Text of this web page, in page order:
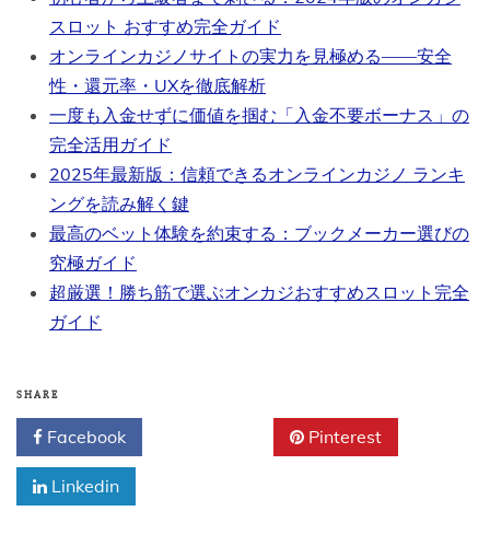
スロット おすすめ完全ガイド
オンラインカジノサイトの実力を見極める——安全
性・還元率・UXを徹底解析
一度も入金せずに価値を掴む「入金不要ボーナス」の
完全活用ガイド
2025年最新版：信頼できるオンラインカジノ ランキ
ングを読み解く鍵
最高のベット体験を約束する：ブックメーカー選びの
究極ガイド
超厳選！勝ち筋で選ぶオンカジおすすめスロット完全
ガイド
SHARE
Facebook Pinterest
Linkedin